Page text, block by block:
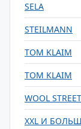
SELA
STEILMANN
TOM KLAIM
TOM KLAIM
WOOL STREET
XXL И